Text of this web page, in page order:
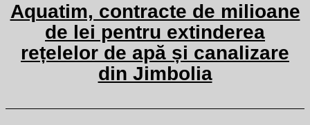
Aquatim, contracte de milioane
de lei pentru extinderea
rețelelor de apă și canalizare
din Jimbolia